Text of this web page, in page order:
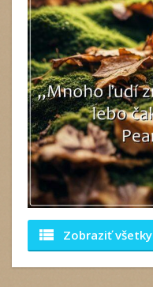
view_list Zobraziť všetky